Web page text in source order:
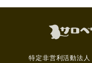
特定非営利活動法